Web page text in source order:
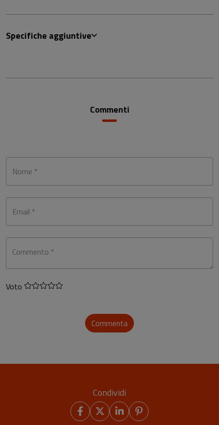
Specifiche aggiuntive
Commenti
Nome *
Email *
Commento *
Voto
Commenta
Condividi